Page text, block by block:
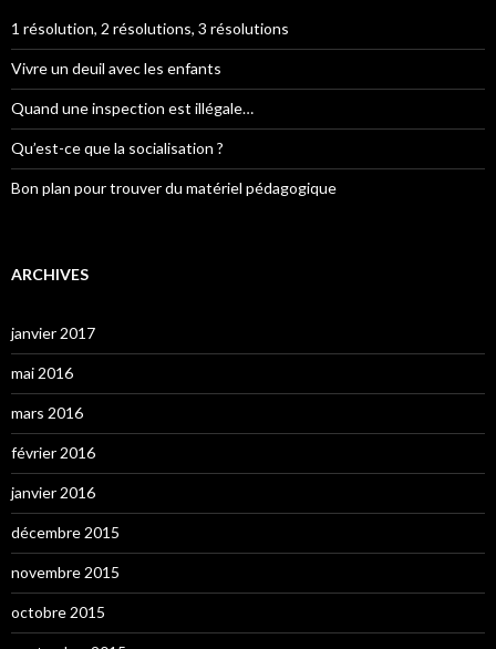
1 résolution, 2 résolutions, 3 résolutions
Vivre un deuil avec les enfants
Quand une inspection est illégale…
Qu’est-ce que la socialisation ?
Bon plan pour trouver du matériel pédagogique
ARCHIVES
janvier 2017
mai 2016
mars 2016
février 2016
janvier 2016
décembre 2015
novembre 2015
octobre 2015